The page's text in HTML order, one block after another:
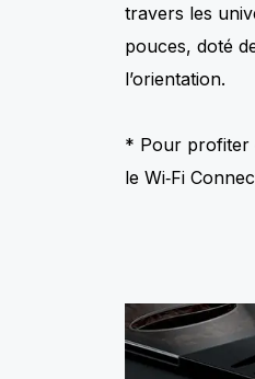
travers les
pouces, doté
l’orientation.
* Pour profiter
le Wi‑Fi